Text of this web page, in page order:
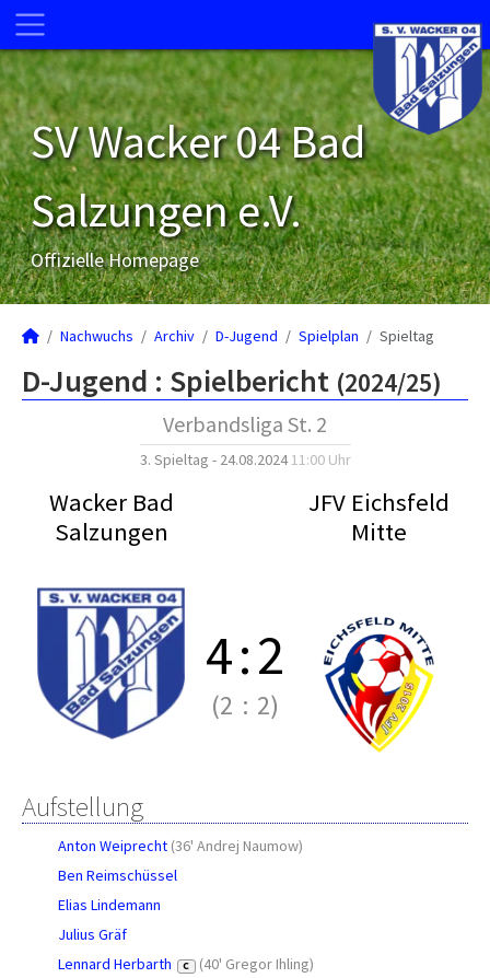
SV Wacker 04 Bad
Salzungen e.V.
Offizielle Homepage
Nachwuchs Archiv D-Jugend Spielplan Spieltag
D-Jugend : Spielbericht (2024/25)
Verbandsliga St. 2
3. Spieltag - 24.08.202411:00 Uhr
Wacker Bad
Salzungen
JFV Eichsfeld
Mitte
4:2
(2 : 2)
Aufstellung
Anton Weiprecht (36' Andrej Naumow)
Ben Reimschüssel
Elias Lindemann
Julius Gräf
Lennard Herbarth
C (40' Gregor Ihling)